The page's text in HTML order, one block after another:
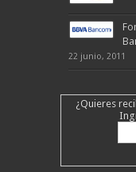
22 junio, 2011
¿Quieres